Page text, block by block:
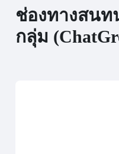
ช่องทางสนท
กลุ่ม